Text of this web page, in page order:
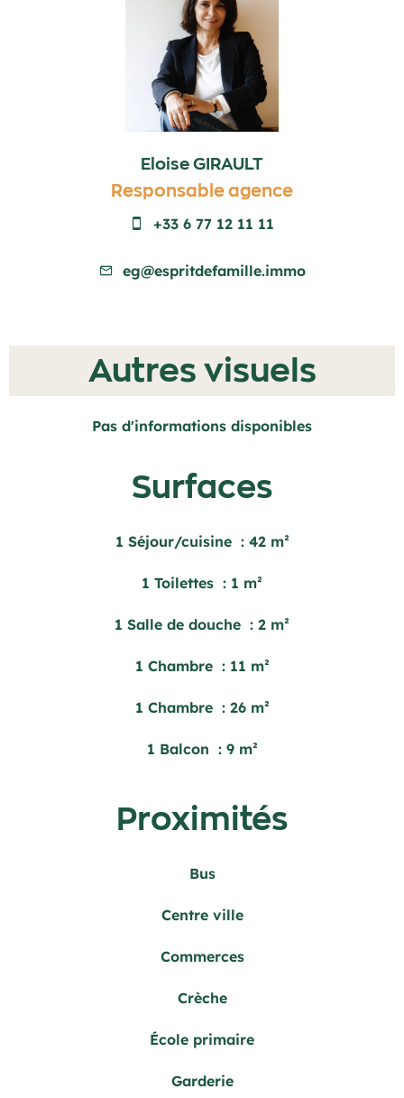
Eloise GIRAULT
Responsable agence
+33 6 77 12 11 11
eg@espritdefamille.immo
Autres visuels
Pas d'informations disponibles
Surfaces
1 Séjour/cuisine 42 m²
1 Toilettes 1 m²
1 Salle de douche 2 m²
1 Chambre 11 m²
1 Chambre 26 m²
1 Balcon 9 m²
Proximités
Bus
Centre ville
Commerces
Crèche
École primaire
Garderie